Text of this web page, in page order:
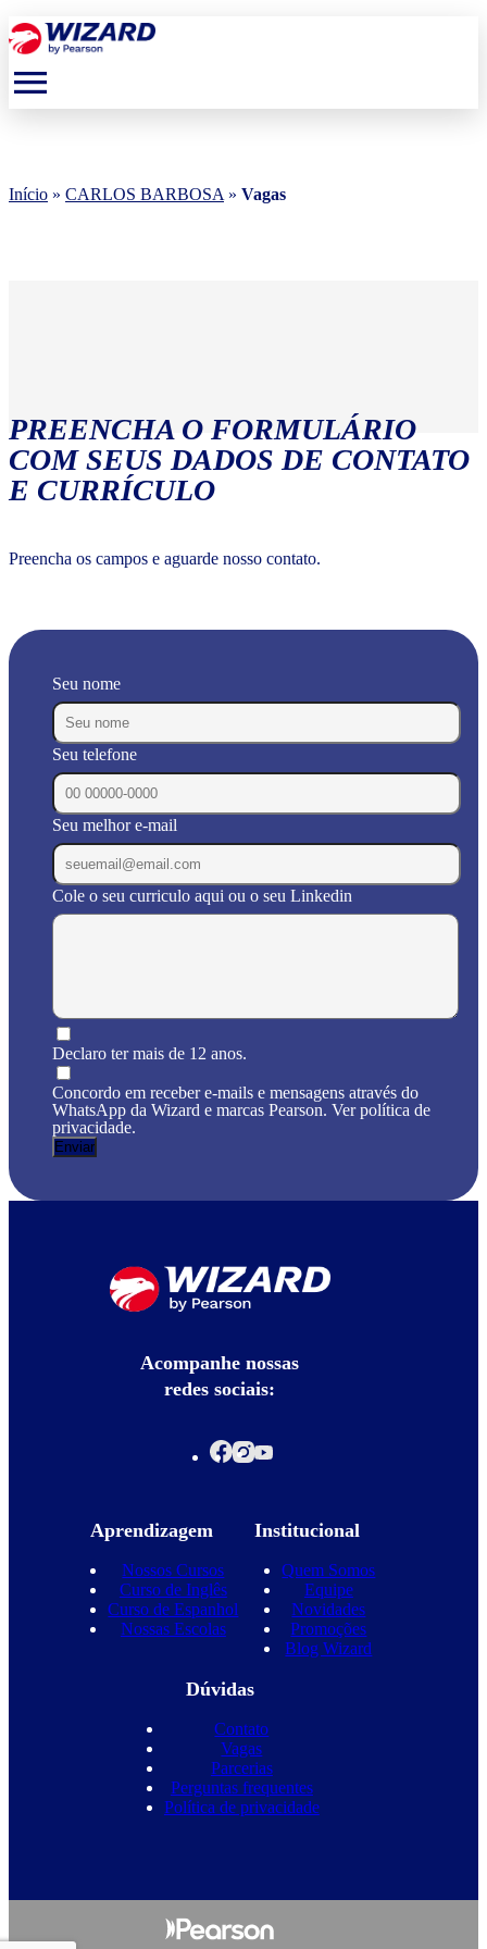
menu
Início » CARLOS BARBOSA » Vagas
PREENCHA O FORMULÁRIO
COM SEUS DADOS DE CONTATO
E CURRÍCULO
Preencha os campos e aguarde nosso contato.
Seu nome
Seu telefone
Seu melhor e-mail
Cole o seu curriculo aqui ou o seu Linkedin
Declaro ter mais de 12 anos.
Concordo em receber e-mails e mensagens através do
WhatsApp da Wizard e marcas Pearson. Ver política de
privacidade.
Acompanhe nossas
redes sociais:
Aprendizagem
Nossos Cursos
Curso de Inglês
Curso de Espanhol
Nossas Escolas
Institucional
Quem Somos
Equipe
Novidades
Promoções
Blog Wizard
Dúvidas
Contato
Vagas
Parcerias
Perguntas frequentes
Política de privacidade